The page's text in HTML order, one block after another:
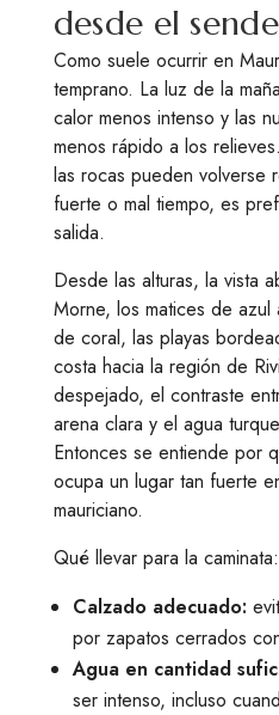
desde el
Como suele ocurrir en
temprano. La luz de la
calor menos intenso y las
menos rápido a los
las rocas pueden volverse
fuerte o mal tiempo, es
salida.
Desde las alturas, la vista
Morne, los matices de
de coral, las playas
costa hacia la región de
despejado, el contraste
arena clara y el agua
Entonces se entiende por
ocupa un lugar tan fuerte
mauriciano.
Qué llevar para la caminata:
Calzado adecuado:
por zapatos cerrados
Agua en cantidad
ser intenso, incluso